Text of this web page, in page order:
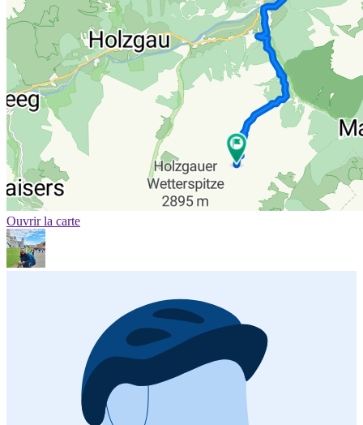
Ouvrir la carte